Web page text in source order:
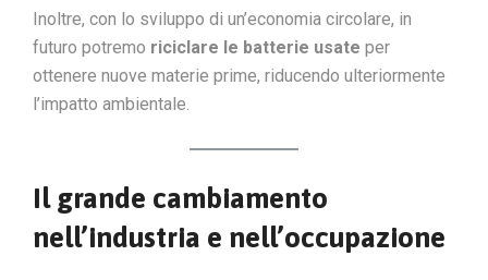
Inoltre, con lo sviluppo di un’economia circolare, in
futuro potremo riciclare le batterie usate per
ottenere nuove materie prime, riducendo ulteriormente
l’impatto ambientale.
Il grande cambiamento
nell’industria e nell’occupazione